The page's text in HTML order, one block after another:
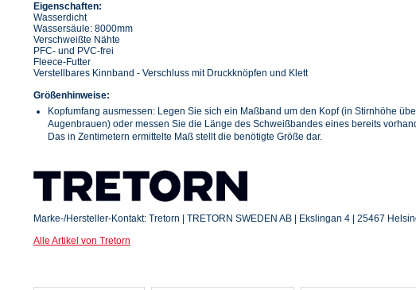
Eigenschaften:
Wasserdicht
Wassersäule: 8000mm
Verschweißte Nähte
PFC- und PVC-frei
Fleece-Futter
Verstellbares Kinnband - Verschluss mit Druckknöpfen und Klett
Größenhinweise:
Kopfumfang ausmessen: Legen Sie sich ein Maßband um den Kopf (in Stirnhöhe
Augenbrauen) oder messen Sie die Länge des Schweißbandes eines bereits
Das in Zentimetern ermittelte Maß stellt die benötigte Größe dar.
Marke-/Hersteller-Kontakt: Tretorn | TRETORN SWEDEN AB | Ekslingan 4 | 25467
Alle Artikel von Tretorn